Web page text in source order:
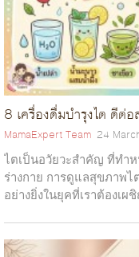
8 เครื่องดื่มบำรุงไต ดีต่
MamaExpert Team 24
ไตเป็นอวัยวะสำคัญ ที่ทำ
ร่างกาย การดูแลสุขภาพไ
อย่างยิ่งในยุคที่เราต้องเ